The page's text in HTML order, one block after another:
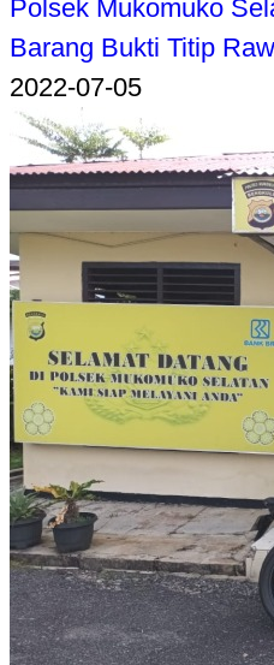
Polsek Mukomuko
Barang Bukti Titip
2022-07-05